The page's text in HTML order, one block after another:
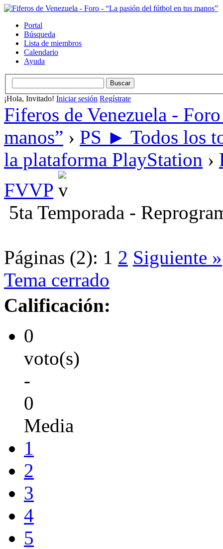
Portal
Búsqueda
Lista de miembros
Calendario
Ayuda
¡Hola, Invitado! Iniciar sesión Regístrate
Fiferos de Venezuela -
manos” › PS ► Todos los
la plataforma PlayStation ›
FVVP
5ta Temporada -
Páginas (2): 1 2 Siguiente »
Tema cerrado
Calificación:
0
voto(s)
-
0
Media
1
2
3
4
5